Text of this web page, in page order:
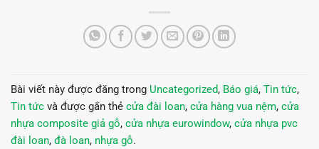
Bài viết này được đăng trong Uncategorized, Báo giá, Tin tức,
Tin tức và được gắn thẻ cửa đài loan, cửa hàng vua nệm, cửa
nhựa composite giả gỗ, cửa nhựa eurowindow, cửa nhựa pvc
đài loan, đà loan, nhựa gỗ.